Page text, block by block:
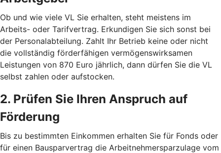
Ob und wie viele VL Sie erhalten, steht meistens im
Arbeits- oder Tarifvertrag. Erkundigen Sie sich sonst bei
der Personalabteilung. Zahlt Ihr Betrieb keine oder nicht
die vollständig förderfähigen vermögenswirksamen
Leistungen von 870 Euro jährlich, dann dürfen Sie die VL
selbst zahlen oder aufstocken.
2. Prüfen Sie Ihren Anspruch auf
Förderung
Bis zu bestimmten Einkommen erhalten Sie für Fonds oder
für einen Bausparvertrag die Arbeitnehmersparzulage vom